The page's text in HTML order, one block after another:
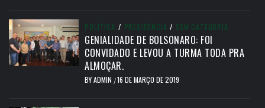
POLÍTICA / PRESIDÊNCIA / SEM CATEGORIA
GENIALIDADE DE BOLSONARO: FOI
CONVIDADO E LEVOU A TURMA TODA PRA
ALMOÇAR.
BYADMIN /16 DE MARÇO DE 2019